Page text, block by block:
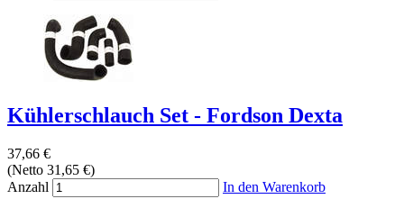
Kühlerschlauch Set - Fordson Dexta
37,66 €
(Netto 31,65 €)
Anzahl
In den Warenkorb